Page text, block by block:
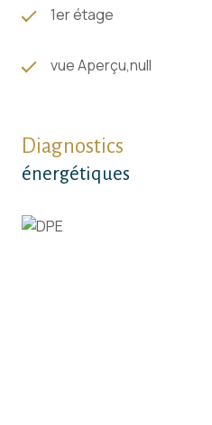
1er étage
vue Aperçu,null
Diagnostics
énergétiques